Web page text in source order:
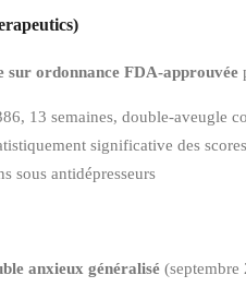
sur ordonnance FDA-approuvée
13 semaines, double-aveugle
significative des
sous antidépresseurs
anxieux généralisé (septembre